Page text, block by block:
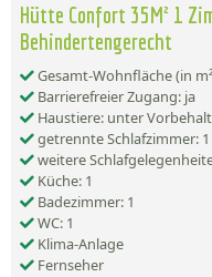
Hütte Confort 35M² 1
Behindertengerecht
Gesamt-Wohnfläche (in
Barrierefreier Zugang: ja
Haustiere: unter
getrennte Schlafzimmer: 1
weitere
Küche: 1
Badezimmer: 1
WC: 1
Klima-Anlage
Fernseher